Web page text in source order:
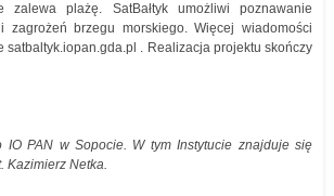
plażę. SatBałtyk umożliwi poznawanie
zagrożeń brzegu morskiego. Więcej wiadomości
satbaltyk.iopan.gda.pl . Realizacja projektu skończy
IO PAN w Sopocie. W tym Instytucie znajduje się
Kazimierz Netka.